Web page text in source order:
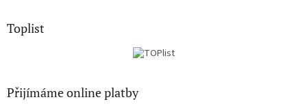
Toplist
Přijímáme online platby